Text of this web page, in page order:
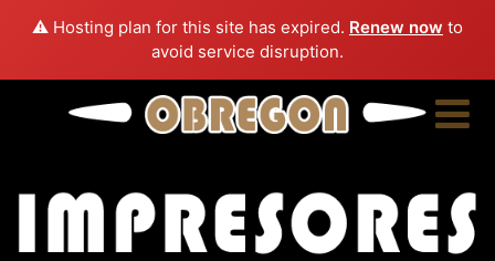
⚠️ Hosting plan for this site has expired. Renew now to
avoid service disruption.